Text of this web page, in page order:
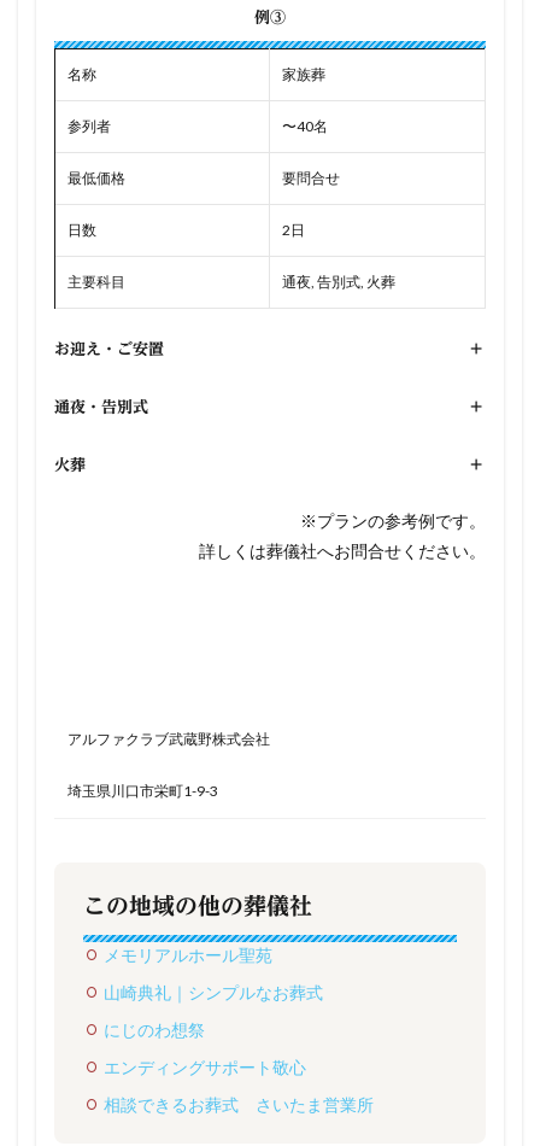
例③
名称 家族葬
参列者 〜40名
最低価格 要問合せ
日数 2日
主要科目 通夜, 告別式, 火葬
お迎え・ご安置 +
通夜・告別式 +
火葬 +
※プランの参考例です。
詳しくは葬儀社へお問合せください。
アルファクラブ武蔵野株式会社
埼玉県川口市栄町1-9-3
この地域の他の葬儀社
メモリアルホール聖苑
山崎典礼｜シンプルなお葬式
にじのわ想祭
エンディングサポート敬心
相談できるお葬式 さいたま営業所